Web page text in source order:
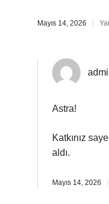
Mayıs 14, 2026
Astra!
Katkınız
aldı.
Mayıs 14, 2026